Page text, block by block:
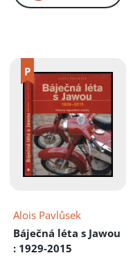
Alois Pavlůsek
Báječná léta s Jawou
: 1929-2015